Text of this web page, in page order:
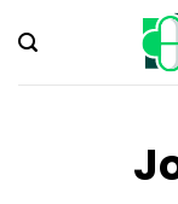
Inhalt
springen